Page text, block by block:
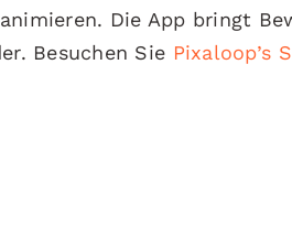
Die App bringt
Besuchen Sie Pixaloop’s